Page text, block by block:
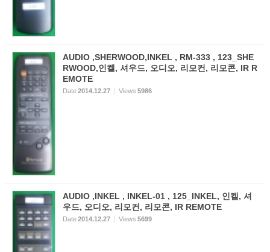
AUDIO ,SHERWOOD,INKEL , RM-333 , 123_SHE
RWOOD,인켈, 셔우드, 오디오, 리모컨, 리모콘, IR R
EMOTE
Date2014.12.27 Views 5986
AUDIO ,INKEL , INKEL-01 , 125_INKEL, 인켈, 셔
우드, 오디오, 리모컨, 리모콘, IR REMOTE
Date2014.12.27 Views 5699